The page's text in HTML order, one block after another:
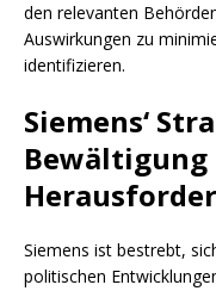
den relevanten
Auswirkungen zu
identifizieren.
Siemens‘
Bewältigung
Siemens ist bestrebt,
politischen